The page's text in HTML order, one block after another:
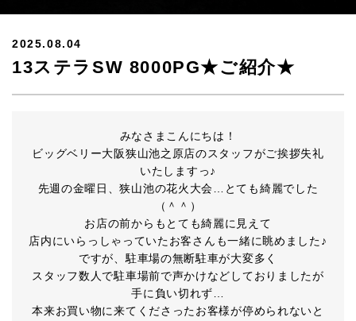
2025.08.04
13ステラSW 8000PG★ご紹介★
みなさまこんにちは！
ビッグベリー大阪狭山池之原店のスタッフがご挨拶失礼
いたしますっ♪
先週の金曜日、狭山池の花火大会…とても綺麗でした
（＾＾）
お店の前からもとても綺麗に見えて
店内にいらっしゃっていたお客さんも一緒に眺めました♪
ですが、駐車場の無断駐車が大変多く
スタッフ数人で駐車場前で声かけなどしておりましたが
手に負い切れず…
本来お買い物に来てくださったお客様が停められないと